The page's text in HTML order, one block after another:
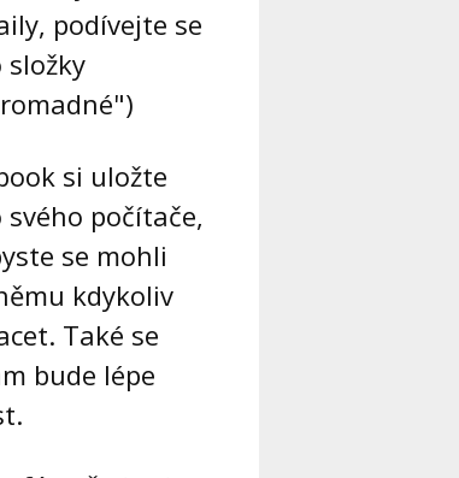
podívejte se
složky
si uložte
svého počítače,
se mohli
kdykoliv
Také se
bude lépe